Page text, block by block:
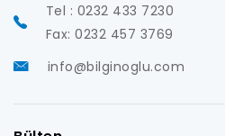
Tel : 0232 433 7230
Fax: 0232 457 3769
info@bilginoglu.com